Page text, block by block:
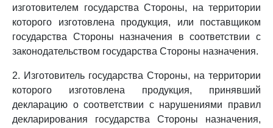
изготовителем государства Стороны, на территории
которого изготовлена продукция, или поставщиком
государства Стороны назначения в соответствии с
законодательством государства Стороны назначения.
2. Изготовитель государства Стороны, на территории
которого изготовлена продукция, принявший
декларацию о соответствии с нарушениями правил
декларирования государства Стороны назначения,